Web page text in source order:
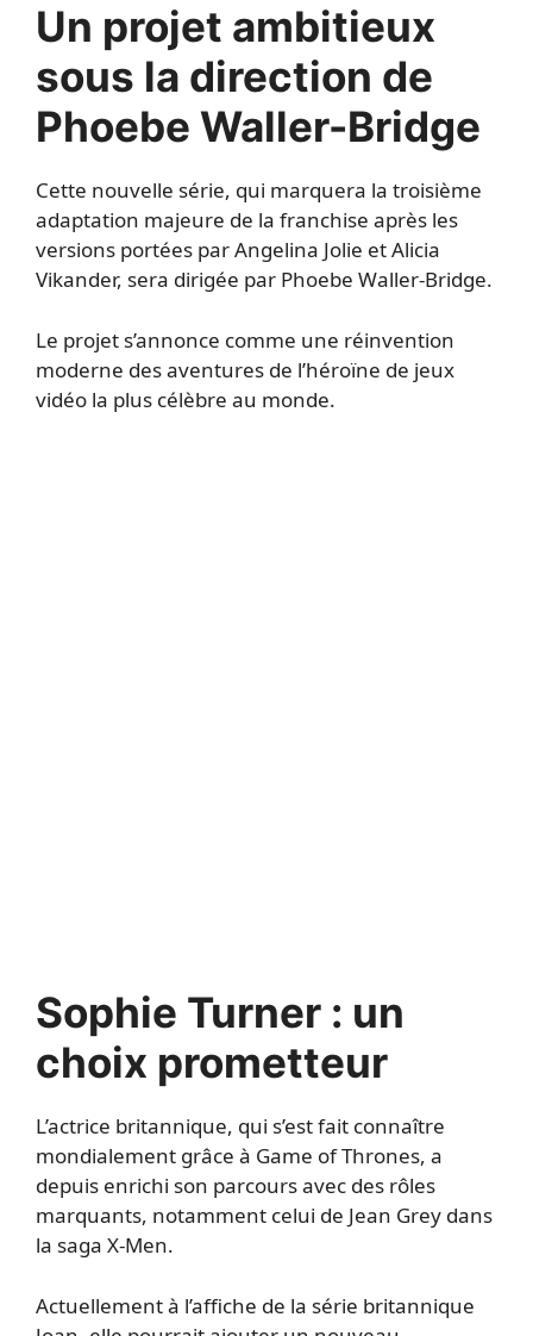
Un projet ambitieux
sous la direction de
Phoebe Waller-Bridge
Cette nouvelle série, qui marquera la troisième
adaptation majeure de la franchise après les
versions portées par Angelina Jolie et Alicia
Vikander, sera dirigée par Phoebe Waller-Bridge.
Le projet s’annonce comme une réinvention
moderne des aventures de l’héroïne de jeux
vidéo la plus célèbre au monde.
Sophie Turner : un
choix prometteur
L’actrice britannique, qui s’est fait connaître
mondialement grâce à Game of Thrones, a
depuis enrichi son parcours avec des rôles
marquants, notamment celui de Jean Grey dans
la saga X-Men.
Actuellement à l’affiche de la série britannique